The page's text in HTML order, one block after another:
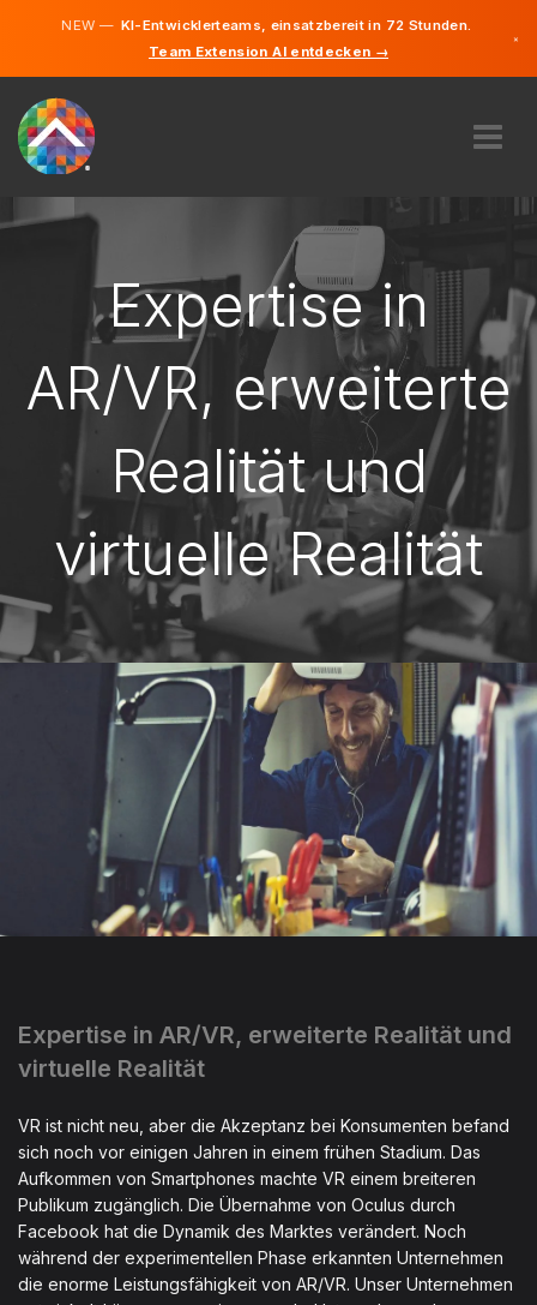
NEW —KI-Entwicklerteams, einsatzbereit in 72 Stunden.
Team Extension AI entdecken →
×
WIE FUNKTIONIERT ES?
KARRIERE
TSCHECHIEN
STARTEN SIE JETZT
Englisch
Expertise in
AR/VR, erweiterte
Realität und
virtuelle Realität
Expertise in AR/VR, erweiterte Realität und
virtuelle Realität
VR ist nicht neu, aber die Akzeptanz bei Konsumenten befand
sich noch vor einigen Jahren in einem frühen Stadium. Das
Aufkommen von Smartphones machte VR einem breiteren
Publikum zugänglich. Die Übernahme von Oculus durch
Facebook hat die Dynamik des Marktes verändert. Noch
während der experimentellen Phase erkannten Unternehmen
die enorme Leistungsfähigkeit von AR/VR. Unser Unternehmen